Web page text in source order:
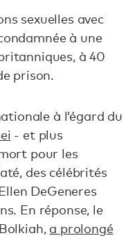
sexuelles avec
à une
à 40
prison.
à l’égard du
- et plus
pour les
des célébrités
DeGeneres
En réponse, le
a prolongé